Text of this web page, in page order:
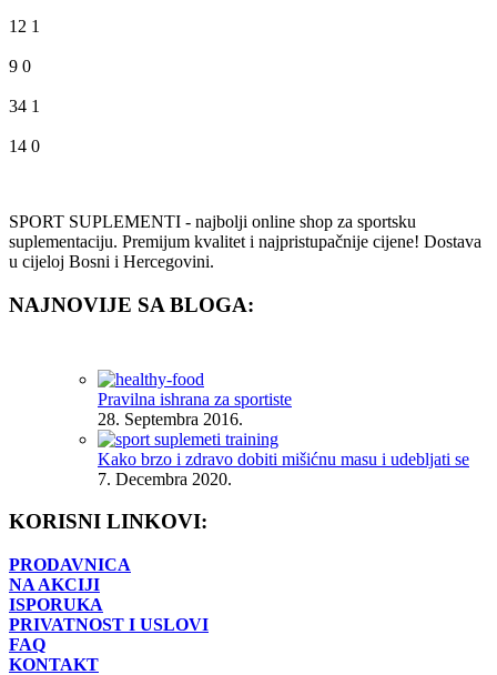
12 1
9 0
34 1
14 0
SPORT SUPLEMENTI - najbolji online shop za sportsku
suplementaciju. Premijum kvalitet i najpristupačnije cijene! Dostava
u cijeloj Bosni i Hercegovini.
NAJNOVIJE SA BLOGA:
Pravilna ishrana za sportiste
28. Septembra 2016.
Kako brzo i zdravo dobiti mišićnu masu i udebljati se
7. Decembra 2020.
KORISNI LINKOVI:
PRODAVNICA
NA AKCIJI
ISPORUKA
PRIVATNOST I USLOVI
FAQ
KONTAKT